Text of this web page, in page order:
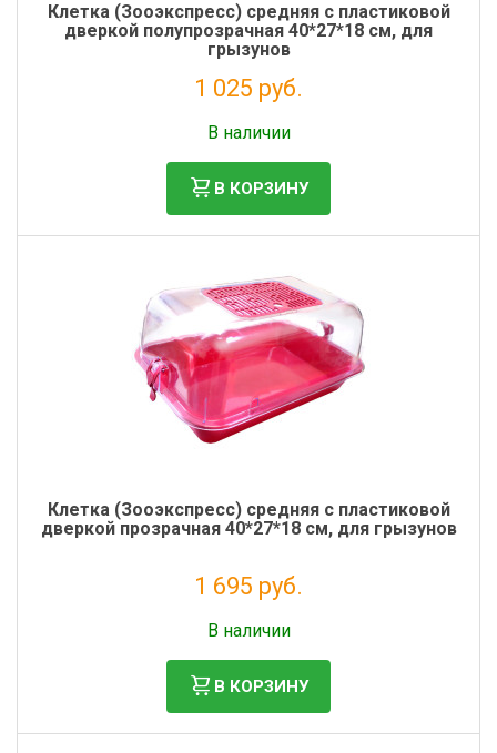
Клетка (Зооэкспресс) средняя с пластиковой
дверкой полупрозрачная 40*27*18 см, для
грызунов
1 025 руб.
В наличии
В КОРЗИНУ
Клетка (Зооэкспресс) средняя с пластиковой
дверкой прозрачная 40*27*18 см, для грызунов
1 695 руб.
В наличии
В КОРЗИНУ